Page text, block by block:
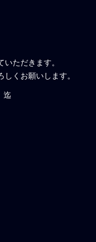
ただきます。
くお願いします。
迄